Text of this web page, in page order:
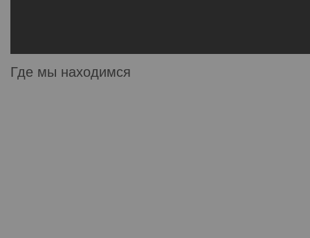
Где мы находимся